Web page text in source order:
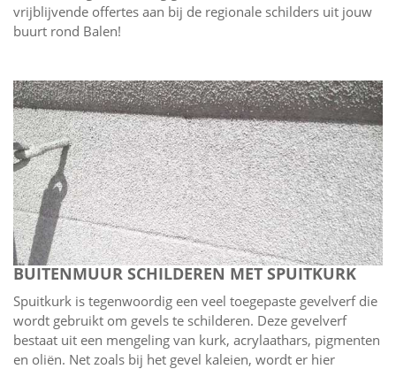
vrijblijvende offertes aan bij de regionale schilders uit jouw
buurt rond Balen!
BUITENMUUR SCHILDEREN MET SPUITKURK
Spuitkurk is tegenwoordig een veel toegepaste gevelverf die
wordt gebruikt om gevels te schilderen. Deze gevelverf
bestaat uit een mengeling van kurk, acrylaathars, pigmenten
en oliën. Net zoals bij het gevel kaleien, wordt er hier